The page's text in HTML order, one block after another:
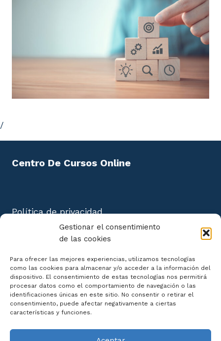
Gestionar el consentimiento
de las cookies
Para ofrecer las mejores experiencias, utilizamos tecnologías
como las cookies para almacenar y/o acceder a la información del
dispositivo. El consentimiento de estas tecnologías nos permitirá
procesar datos como el comportamiento de navegación o las
identificaciones únicas en este sitio. No consentir o retirar el
consentimiento, puede afectar negativamente a ciertas
características y funciones.
/
Centro De Cursos Online
Política de privacidad
Aviso Legal
Política de cookies
Declaración de Accesibilidad